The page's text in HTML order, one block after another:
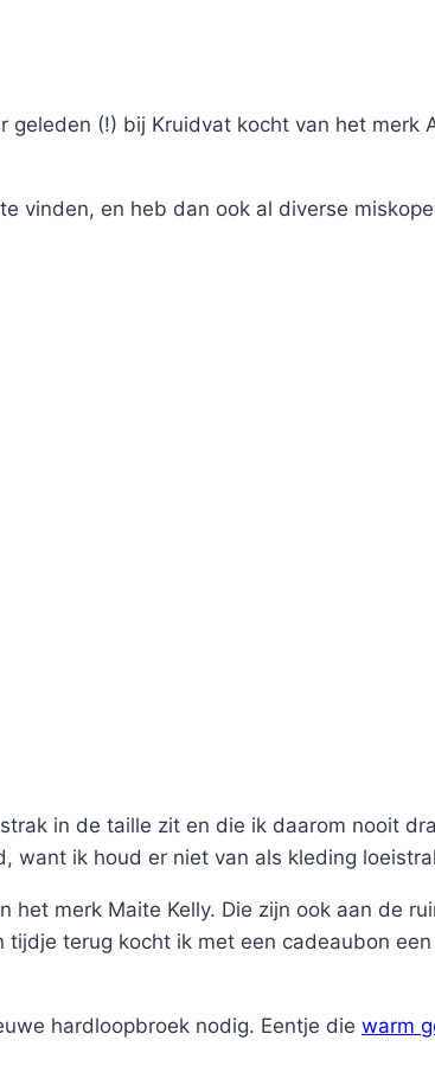
(!) bij Kruidvat kocht van het merk
vinden, en heb dan ook al diverse
in de taille zit en die ik daarom nooit
want ik houd er niet van als kleding
het merk Maite Kelly. Die zijn ook aan de
terug kocht ik met een cadeaubon
hardloopbroek nodig. Eentje die warm